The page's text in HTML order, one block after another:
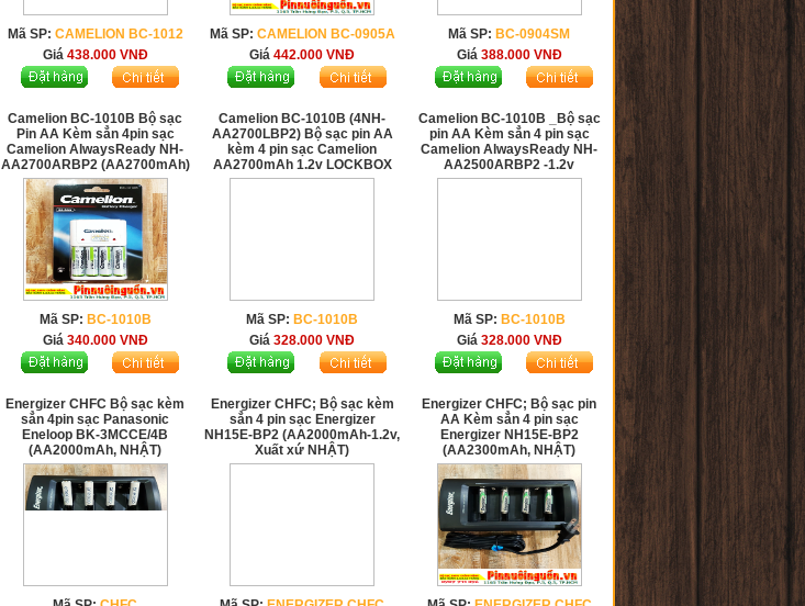
Mã SP: CAMELION BC-1012
Giá 438.000 VNĐ
Mã SP: CAMELION BC-0905A
Giá442.000VNĐ
Mã SP: BC-0904SM
Giá 388.000 VNĐ
Camelion BC-1010B Bộ sạc
Pin AA Kèm sẳn 4pin sạc
Camelion AlwaysReady NH-
AA2700ARBP2 (AA2700mAh)
Mã SP: BC-1010B
Giá 340.000 VNĐ
Camelion BC-1010B (4NH-
AA2700LBP2) Bộ sạc pin AA
kèm 4 pin sạc Camelion
AA2700mAh 1.2v LOCKBOX
Mã SP: BC-1010B
Giá328.000VNĐ
Camelion BC-1010B _Bộ sạc
pin AA Kèm sẳn 4 pin sạc
Camelion AlwaysReady NH-
AA2500ARBP2 -1.2v
Mã SP: BC-1010B
Giá 328.000 VNĐ
Energizer CHFC Bộ sạc kèm
sẳn 4pin sạc Panasonic
Eneloop BK-3MCCE/4B
(AA2000mAh, NHẬT)
Energizer CHFC; Bộ sạc kèm
sẳn 4 pin sạc Energizer
NH15E-BP2 (AA2000mAh-1.2v,
Xuất xứ NHẬT)
Energizer CHFC; Bộ sạc pin
AA Kèm sẳn 4 pin sạc
Energizer NH15E-BP2
(AA2300mAh, NHẬT)